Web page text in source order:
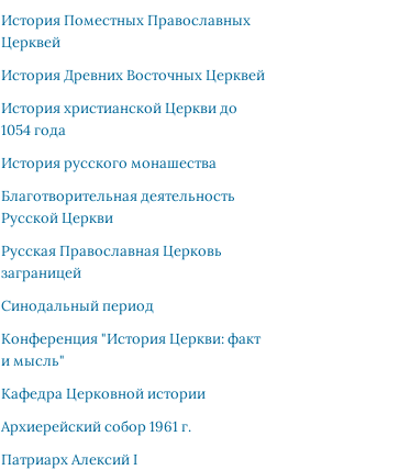
История Поместных Православных
Церквей
История Древних Восточных Церквей
История христианской Церкви до
1054 года
История русского монашества
Благотворительная деятельность
Русской Церкви
Русская Православная Церковь
заграницей
Синодальный период
Конференция "История Церкви: факт
и мысль"
Кафедра Церковной истории
Архиерейский собор 1961 г.
Патриарх Алекcий I